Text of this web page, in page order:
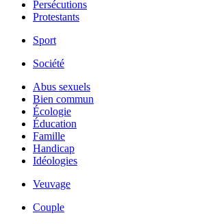
Persécutions
Protestants
Sport
Société
Abus sexuels
Bien commun
Écologie
Éducation
Famille
Handicap
Idéologies
Veuvage
Couple